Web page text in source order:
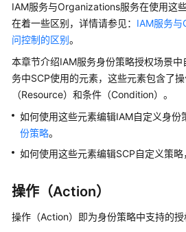
份
策
略
身
份
策
略
授
参
算
IAM服务与Organizations服务在使用这
在着一些区别，详情请参见： IAM服务
问控制的区别。
本章节介绍IAM服务身份策略授权场景
务中SCP使用的元素，这些元素包含了
（Resource）和条件（Condition）。
如何使用这些元素编辑IAM自定义身份
份策略。
如何使用这些元素编辑SCP自定义策略
操作（Action）
操作（Action）即为身份策略中支持的授